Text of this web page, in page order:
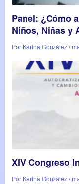
Panel: ¿Cómo
Niños, Niñas y
Por Karina González /
XIV Congreso
Por Karina González /